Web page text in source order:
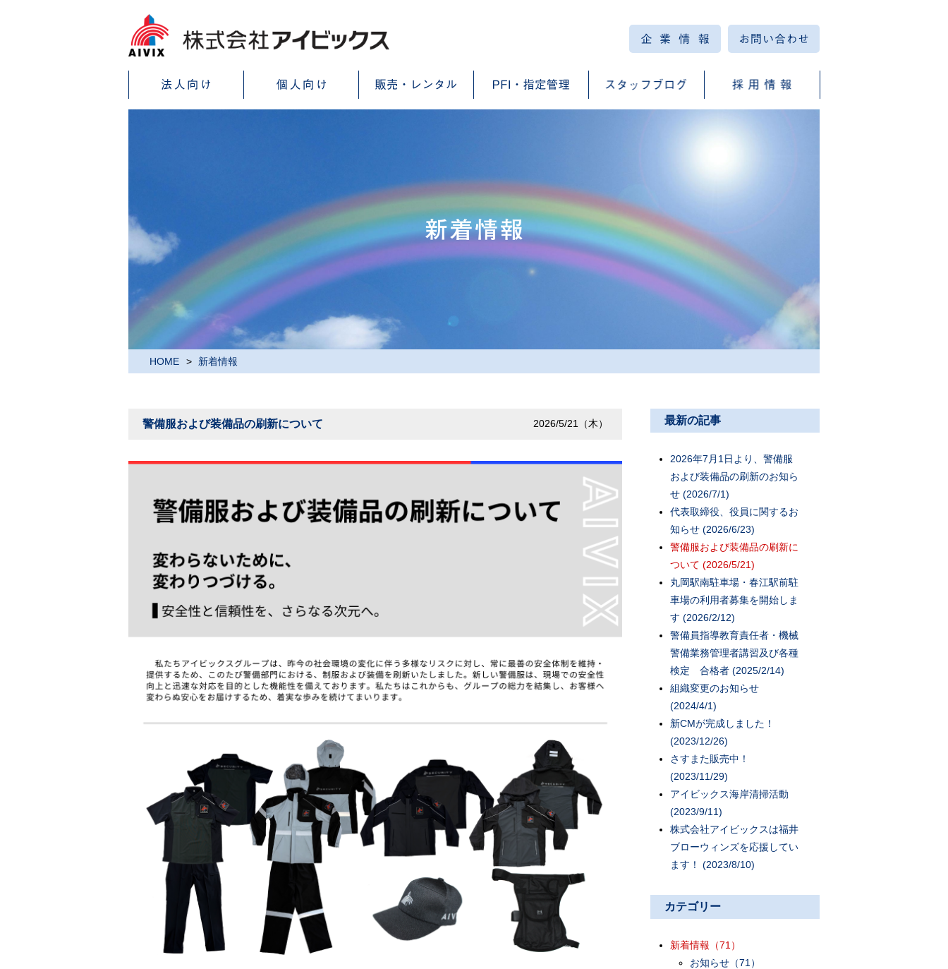
HOME 新着情報
警備服および装備品の刷新について 2026/5/21（木） 最新の記事
2026年7月1日より、警備服
および装備品の刷新のお知ら
せ (2026/7/1)
代表取締役、役員に関するお
知らせ (2026/6/23)
警備服および装備品の刷新に
ついて (2026/5/21)
丸岡駅南駐車場・春江駅前駐
車場の利用者募集を開始しま
す (2026/2/12)
警備員指導教育責任者・機械
警備業務管理者講習及び各種
検定 合格者 (2025/2/14)
組織変更のお知らせ
(2024/4/1)
新CMが完成しました！
(2023/12/26)
さすまた販売中！
(2023/11/29)
アイビックス海岸清掃活動
(2023/9/11)
株式会社アイビックスは福井
ブローウィンズを応援してい
ます！ (2023/8/10)
カテゴリー
新着情報 （71）
お知らせ （71）